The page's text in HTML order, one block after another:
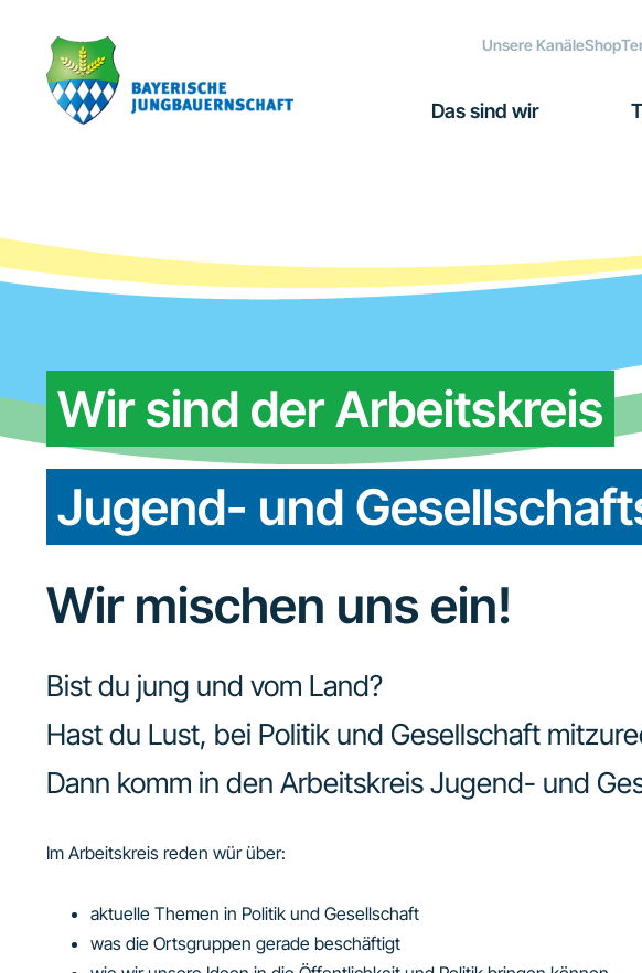
Hauptnavigation
springen
springen
Fußzeile
springen
Unsere KanäleShop
Das sind wir
Wir sind der Arbeitskreis
Jugend- und
Wir mischen uns ein!
Bist du jung und vom Land?
Hast du Lust, bei Politik und Gesellschaft
Dann komm in den Arbeitskreis Jugend- und
Im Arbeitskreis reden wür über:
aktuelle Themen in Politik und Gesellschaft
was die Ortsgruppen gerade beschäftigt